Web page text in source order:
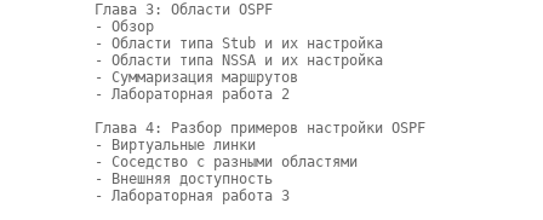
Глава 3: Области OSPF
- Обзор
- Области типа Stub и их настройка
- Области типа NSSA и их настройка
- Суммаризация маршрутов
- Лабораторная работа 2
Глава 4: Разбор примеров настройки OSPF
- Виртуальные линки
- Соседство с разными областями
- Внешняя доступность
- Лабораторная работа 3